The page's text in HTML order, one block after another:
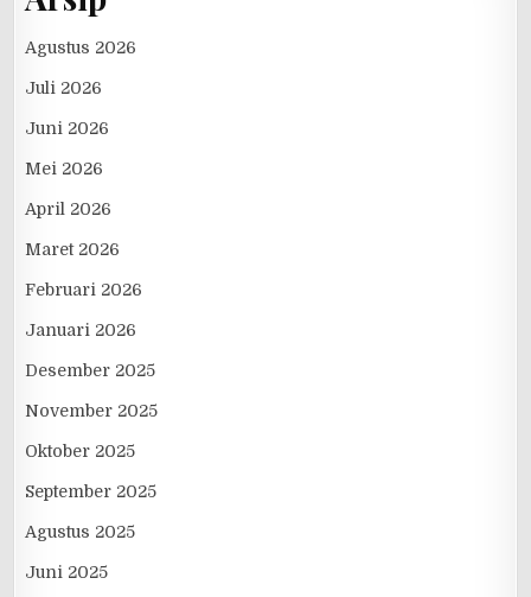
Agustus 2026
Juli 2026
Juni 2026
Mei 2026
April 2026
Maret 2026
Februari 2026
Januari 2026
Desember 2025
November 2025
Oktober 2025
September 2025
Agustus 2025
Juni 2025